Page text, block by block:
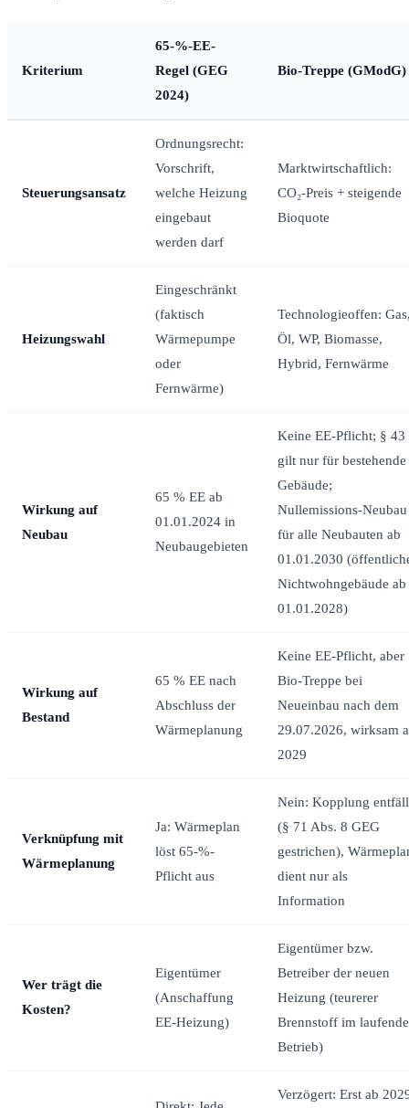
Kriterium
65-%-EE-
Regel (GEG
2024)
Bio-Treppe (GModG)
Steuerungsansatz
Ordnungsrecht:
Vorschrift,
welche Heizung
eingebaut
werden darf
Marktwirtschaftlich:
CO₂-Preis + steigende
Bioquote
Heizungswahl
Eingeschränkt
(faktisch
Wärmepumpe
oder
Fernwärme)
Technologieoffen:
Öl, WP, Biomasse,
Hybrid, Fernwärme
Wirkung auf
Neubau
65 % EE ab
01.01.2024 in
Neubaugebieten
Keine EE-Pflicht; § 43
gilt nur für bestehende
Gebäude;
Nullemissions-Neubau
für alle Neubauten ab
01.01.2030
Nichtwohngebäude ab
01.01.2028)
Wirkung auf
Bestand
65 % EE nach
Abschluss der
Wärmeplanung
Keine EE-Pflicht, aber
Bio-Treppe bei
Neueinbau nach dem
29.07.2026, wirksam
2029
Verknüpfung mit
Wärmeplanung
Ja: Wärmeplan
löst 65-%-
Pflicht aus
Nein: Kopplung
(§ 71 Abs. 8 GEG
gestrichen),
dient nur als
Information
Wer trägt die
Kosten?
Eigentümer
(Anschaffung
EE-Heizung)
Eigentümer bzw.
Betreiber der neuen
Heizung (teurerer
Brennstoff im
Betrieb)
Verzögert: Erst ab